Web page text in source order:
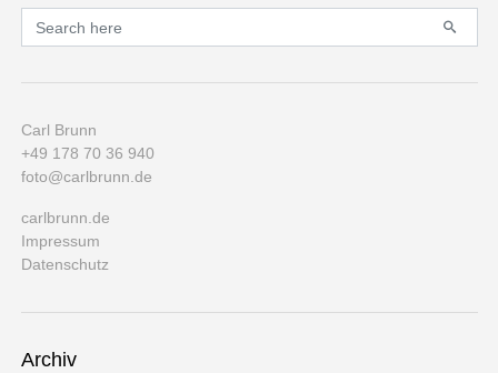
Primary
Search for:
Carl Brunn
+49 178 70 36 940
foto@carlbrunn.de
carlbrunn.de
Impressum
Datenschutz
Archiv